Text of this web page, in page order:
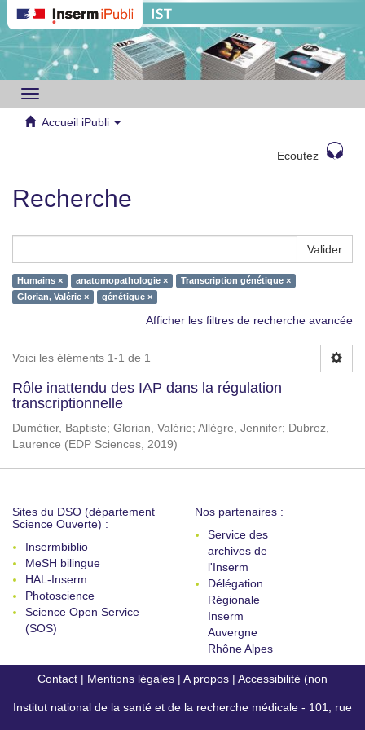
Toggle
navigation
Accueil iPubli
Ecoutez
Recherche
Valider
Humains × anatomopathologie ×
Transcription génétique ×
Glorian, Valérie ×
génétique ×
Afficher les filtres de recherche avancée
Voici les éléments 1-1 de 1
Rôle inattendu des IAP dans la régulation
transcriptionnelle
Dumétier, Baptiste; Glorian, Valérie; Allègre, Jennifer; Dubrez,
Laurence (EDP Sciences, 2019)
Sites du DSO (département
Science Ouverte) :
Insermbiblio
MeSH bilingue
HAL-Inserm
Photoscience
Science Open Service
(SOS)
Nos partenaires :
Service des
archives de
l'Inserm
Délégation
Régionale
Inserm
Auvergne
Rhône Alpes
Contact | Mentions légales | A propos | Accessibilité (non
conforme)
Institut national de la santé et de la recherche médicale - 101, rue